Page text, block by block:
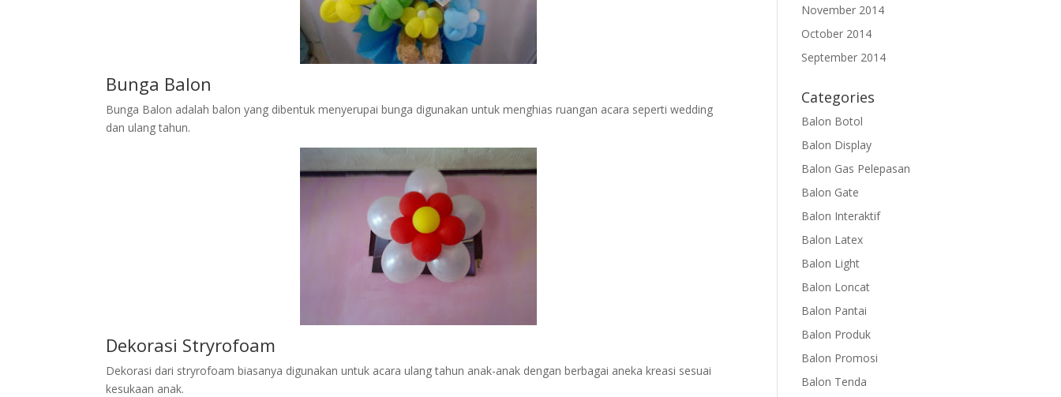
Bunga Balon
Bunga Balon adalah balon yang dibentuk menyerupai bunga digunakan untuk menghias ruangan acara seperti wedding
dan ulang tahun.
Dekorasi Stryrofoam
Dekorasi dari stryrofoam biasanya digunakan untuk acara ulang tahun anak-anak dengan berbagai aneka kreasi sesuai
kesukaan anak.
November 2014
October 2014
September 2014
Categories
Balon Botol
Balon Display
Balon Gas Pelepasan
Balon Gate
Balon Interaktif
Balon Latex
Balon Light
Balon Loncat
Balon Pantai
Balon Produk
Balon Promosi
Balon Tenda